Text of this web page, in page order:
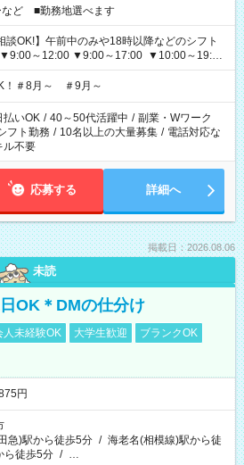
など ■勤務地選べます
談OK!】午前中のみや18時以降などのシフト
▼9:00～12:00 ▼9:00～17:00 ▼10:00～19:00
！＃8月～ ＃9月～
払いOK / 40～50代活躍中 / 副業・Wワーク
フト勤務 / 10名以上の大量募集 / 電話対応な
ル不要
応募する 詳細へ
掲載日：2026.08.06
未読
OK＊DMの仕分け
人未経験OK 大学生歓迎
ブランクOK
円
急)駅から徒歩5分 / 海老名(相模線)駅から徒
ら徒歩5分 / …